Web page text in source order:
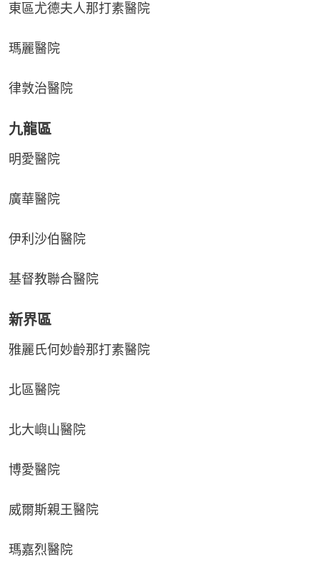
東區尤德夫人那打素醫院
瑪麗醫院
律敦治醫院
九龍區
明愛醫院
廣華醫院
伊利沙伯醫院
基督教聯合醫院
新界區
雅麗氏何妙齡那打素醫院
北區醫院
北大嶼山醫院
博愛醫院
威爾斯親王醫院
瑪嘉烈醫院